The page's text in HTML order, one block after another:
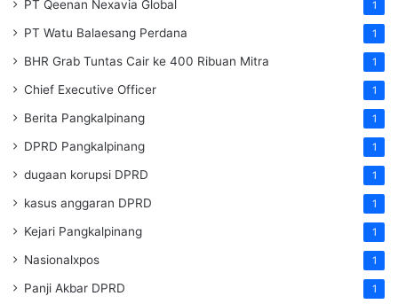
PT Qeenan Nexavia Global 1
PT Watu Balaesang Perdana 1
BHR Grab Tuntas Cair ke 400 Ribuan Mitra 1
Chief Executive Officer 1
Berita Pangkalpinang 1
DPRD Pangkalpinang 1
dugaan korupsi DPRD 1
kasus anggaran DPRD 1
Kejari Pangkalpinang 1
Nasionalxpos 1
Panji Akbar DPRD 1